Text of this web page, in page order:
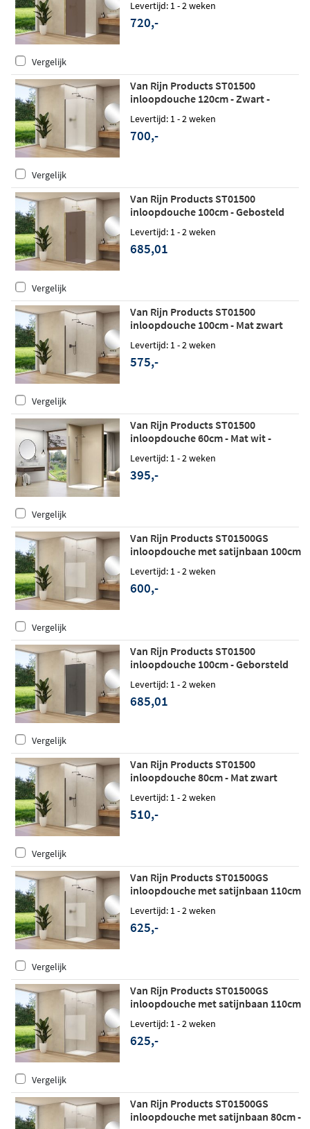
Levertijd: 1 - 2 weken
720,-
Vergelijk
Van Rijn Products ST01500
inloopdouche 120cm - Zwart -
Satijnglas
Levertijd: 1 - 2 weken
700,-
Vergelijk
Van Rijn Products ST01500
inloopdouche 100cm - Gebosteld
messing - Brons rookglas
Levertijd: 1 - 2 weken
685,01
Vergelijk
Van Rijn Products ST01500
inloopdouche 100cm - Mat zwart
Levertijd: 1 - 2 weken
575,-
Vergelijk
Van Rijn Products ST01500
inloopdouche 60cm - Mat wit -
zonder stabilisatiestang
Levertijd: 1 - 2 weken
395,-
Vergelijk
Van Rijn Products ST01500GS
inloopdouche met satijnbaan 100cm
- Mat wit
Levertijd: 1 - 2 weken
600,-
Vergelijk
Van Rijn Products ST01500
inloopdouche 100cm - Geborsteld
RVS - Grijs rookglas
Levertijd: 1 - 2 weken
685,01
Vergelijk
Van Rijn Products ST01500
inloopdouche 80cm - Mat zwart
Levertijd: 1 - 2 weken
510,-
Vergelijk
Van Rijn Products ST01500GS
inloopdouche met satijnbaan 110cm
- Mat zwart
Levertijd: 1 - 2 weken
625,-
Vergelijk
Van Rijn Products ST01500GS
inloopdouche met satijnbaan 110cm
Levertijd: 1 - 2 weken
625,-
Vergelijk
Van Rijn Products ST01500GS
inloopdouche met satijnbaan 80cm -